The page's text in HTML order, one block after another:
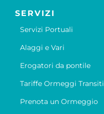
SERVIZI
Servizi Portuali
Alaggi e Vari
Erogatori da pontile
Tariffe Ormeggi Transiti
Prenota un Ormeggio